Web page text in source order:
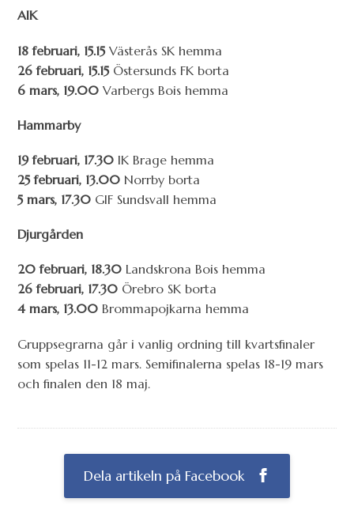
AIK
18 februari, 15.15Västerås SK hemma
26 februari, 15.15Östersunds FK borta
6 mars, 19.00 Varbergs Bois hemma
Hammarby
19 februari, 17.30 IK Brage hemma
25 februari, 13.00 Norrby borta
5 mars, 17.30 GIF Sundsvall hemma
Djurgården
20 februari, 18.30 Landskrona Bois hemma
26 februari, 17.30 Örebro SK borta
4 mars, 13.00 Brommapojkarna hemma
Gruppsegrarna går i vanlig ordning till kvartsfinaler
som spelas 11-12 mars. Semifinalerna spelas 18-19 mars
och finalen den 18 maj.
Dela artikeln på Facebook